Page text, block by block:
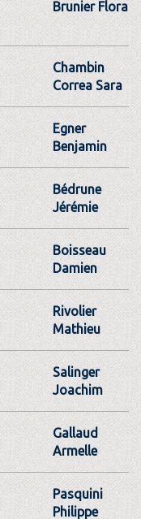
Brunier Flora
Chambin
Correa Sara
Egner
Benjamin
Bédrune
Jérémie
Boisseau
Damien
Rivolier
Mathieu
Salinger
Joachim
Gallaud
Armelle
Pasquini
Philippe